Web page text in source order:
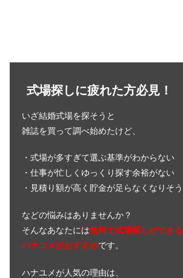
式場探しに疲れた方必見！
いざ結婚式場を探そうと
雑誌を買って調べ始めたけど、
・式場が多すぎて選ぶ基準がわからない
・仕事が忙しくゆっくり探す余裕がない
・見積り額が高く貯金が足らなくなりそう
などの悩みはありませんか？
そんなあなたには無料で式場探しができる
ハナユメがおすすめです。
ハナユメが人気の理由は、